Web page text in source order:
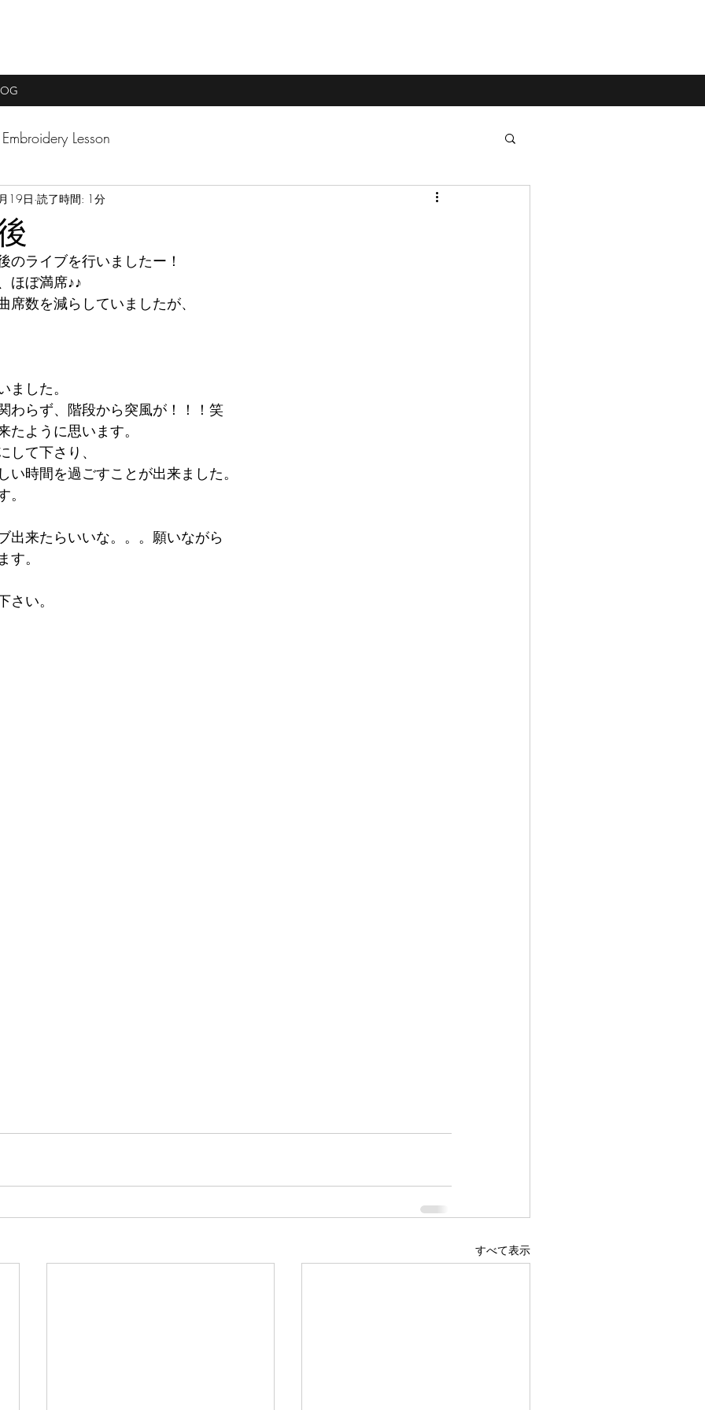
Embroidery Lesson
19日 読了時間: 1分
のライブを行いましたー！
ほぼ満席♪♪
席数を減らしていましたが、
した。
わらず、階段から突風が！！！笑
ように思います。
して下さり、
い時間を過ごすことが出来ました。
出来たらいいな。。。願いながら
。
い。
すべて表示